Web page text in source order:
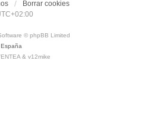
Borrar cookies
© phpBB Limited
& v12mike